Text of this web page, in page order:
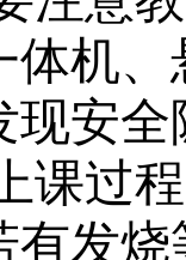
体机
现安
课过
有发